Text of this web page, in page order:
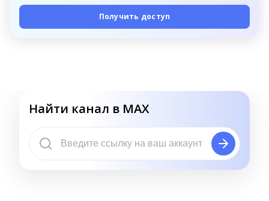
Получить доступ
Найти канал в MAX